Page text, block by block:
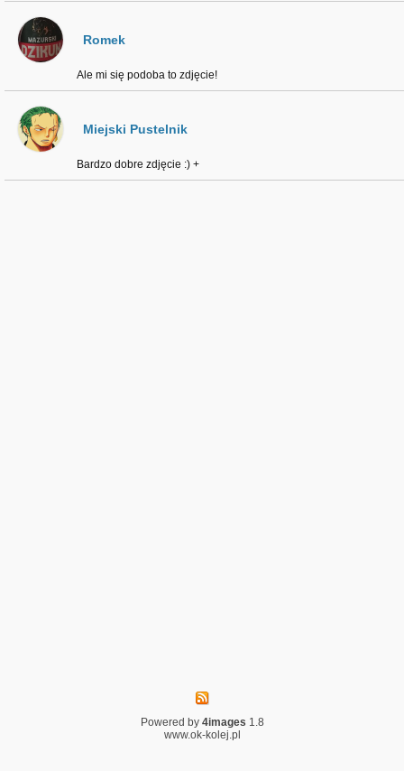
Romek
Ale mi się podoba to zdjęcie!
Miejski Pustelnik
Bardzo dobre zdjęcie :) +
Powered by 4images 1.8
www.ok-kolej.pl